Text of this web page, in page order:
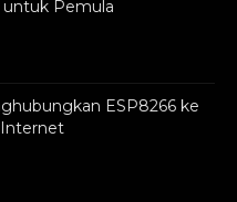
untuk Pemula
ESP8266 ke